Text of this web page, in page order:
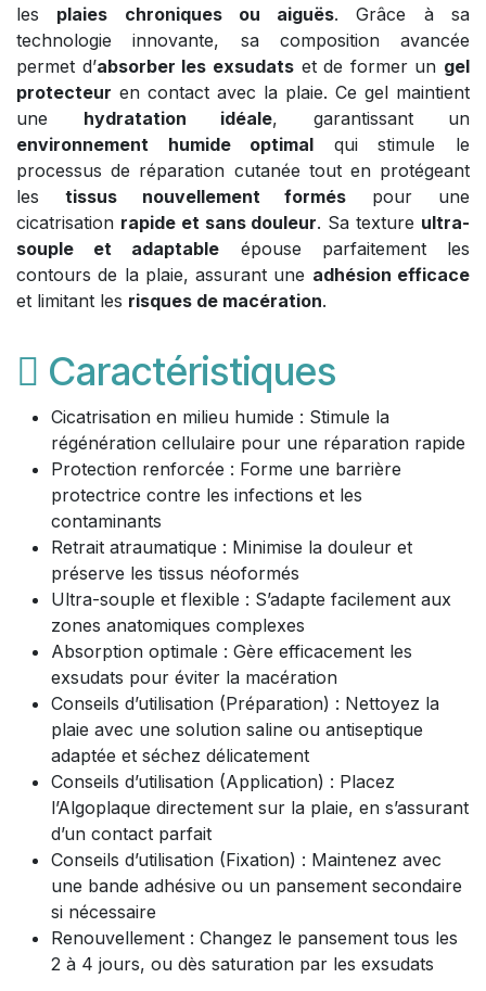
les plaies chroniques ou aiguës. Grâce à sa
technologie innovante, sa composition avancée
permet d’absorber les exsudatset de former un gel
protecteur en contact avec la plaie. Ce gel maintient
une hydratation idéale, garantissant un
environnement humide optimal qui stimule le
processus de réparation cutanée tout en protégeant
les tissus nouvellement formés pour une
cicatrisation rapide et sans douleur. Sa texture ultra-
souple et adaptable épouse parfaitement les
contours de la plaie, assurant une adhésion efficace
et limitant les risques de macération.
Caractéristiques
Cicatrisation en milieu humide : Stimule la
régénération cellulaire pour une réparation rapide
Protection renforcée : Forme une barrière
protectrice contre les infections et les
contaminants
Retrait atraumatique : Minimise la douleur et
préserve les tissus néoformés
Ultra-souple et flexible : S’adapte facilement aux
zones anatomiques complexes
Absorption optimale : Gère efficacement les
exsudats pour éviter la macération
Conseils d’utilisation (Préparation) : Nettoyez la
plaie avec une solution saline ou antiseptique
adaptée et séchez délicatement
Conseils d’utilisation (Application) : Placez
l’Algoplaque directement sur la plaie, en s’assurant
d’un contact parfait
Conseils d’utilisation (Fixation) : Maintenez avec
une bande adhésive ou un pansement secondaire
si nécessaire
Renouvellement : Changez le pansement tous les
2 à 4 jours, ou dès saturation par les exsudats